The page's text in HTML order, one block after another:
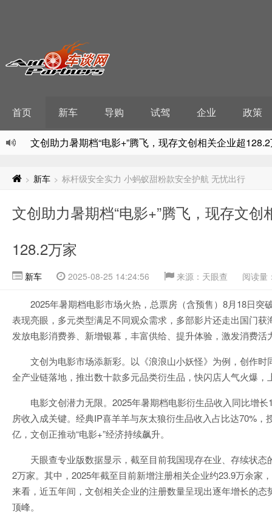
首页 新车 导购 试驾 企业 政策
文创助力暑期档“电影+”腾飞，现存文创相关企业超
驱蚊产品乱象丛生，现存驱蚊产品相关企业超9700家
种源安全亟需司法全链条保障，现存种子相关企业超
> 新车 > 标杆级安全实力 小蚂蚁甜粉款安全护航 无忧出行
文创助力暑期档“电影+”腾飞，现存文创
128.2万家
新车 2025-08-25 14:24:56 来源：天眼查 阅读
2025年暑期档电影市场火热，总票房（含预售）8月18日突
表现亮眼，多元类型满足不同观众需求，多部影片还走出国门获
发放电影消费券、新增银幕，丰富供给、提升体验，激发消费活
文创为电影市场添新彩。以《浪浪山小妖怪》为例，创作时
全产业链落地，推出数十款多元品类衍生品，快闪店人气火爆，
电影文创潜力无限。2025年暑期档电影衍生品收入同比增
房收入成关键。经典IP喜羊羊与灰太狼衍生品收入占比达70%，
亿，文创正推动“电影+”经济持续飙升。
天眼查专业版数据显示，截至目前我国现存在业、存续状态
2万家。其中，2025年截至目前新增注册相关企业约23.9万余家
来看，近五年间，文创相关企业的注册数量呈现出逐年增长的态
顶峰。